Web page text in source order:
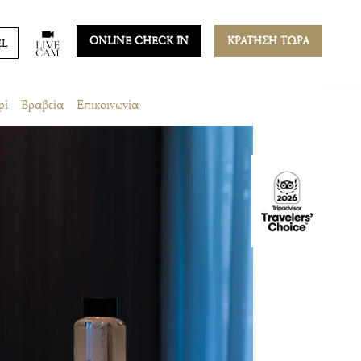
ONLINE CHECK IN ΚΡΑΤΗΣΗ ΤΩΡΑ
Βραβεία Επικοινωνία